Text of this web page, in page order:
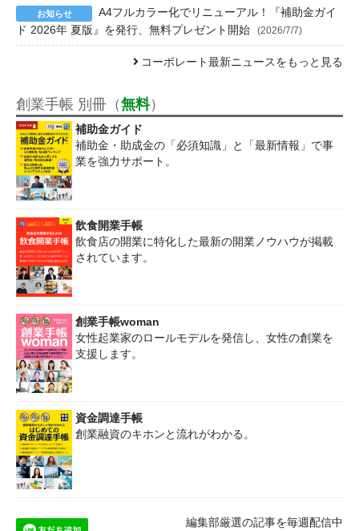
A4フルカラー化でリニューアル！『補助金ガイ
ド 2026年 夏版』を発行、無料プレゼント開始
(2026/7/7)
コーポレート最新ニュースをもっと見る
創業手帳 別冊（無料）
補助金ガイド
補助金・助成金の「必須知識」と「最新情報」で事
業を強力サポート。
飲食開業手帳
飲食店の開業に特化した最新の開業ノウハウが掲載
されています。
創業手帳woman
女性起業家のロールモデルを発信し、女性の創業を
支援します。
資金調達手帳
創業融資のキホンと流れがわかる。
編集部厳選の記事を毎週配信中